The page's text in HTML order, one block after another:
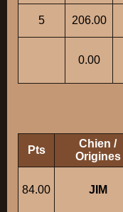
5 206.00
0.00
Pts
Chien /
Origines
84.00 JIM